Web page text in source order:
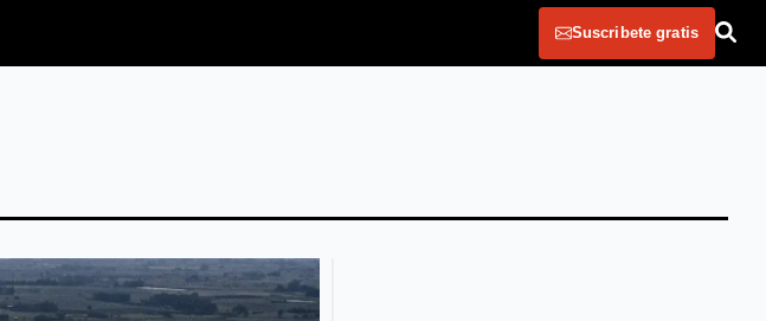
Suscribete gratis